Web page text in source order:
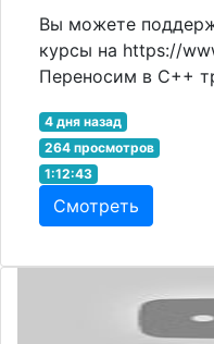
Вы можете
курсы на https://
Переносим в С++
4 дня назад
264 просмотров
1:12:43
Смотреть